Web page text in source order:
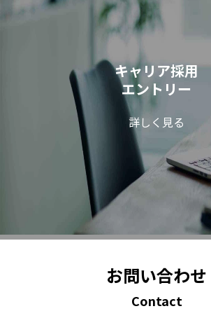
キャリア採用
エントリー
詳しく見る
お問い合わせ
Contact